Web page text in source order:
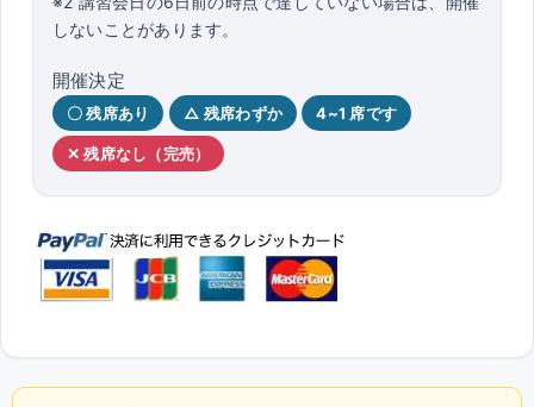
しないことがあります。
開催決定
〇 残席あり △ 残席わずか 4~1 席です
✕ 残席なし（完売）